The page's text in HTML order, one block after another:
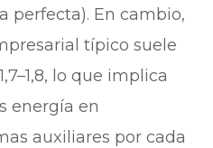
perfecta). En cambio,
típico suele
lo que implica
energía en
auxiliares por cada